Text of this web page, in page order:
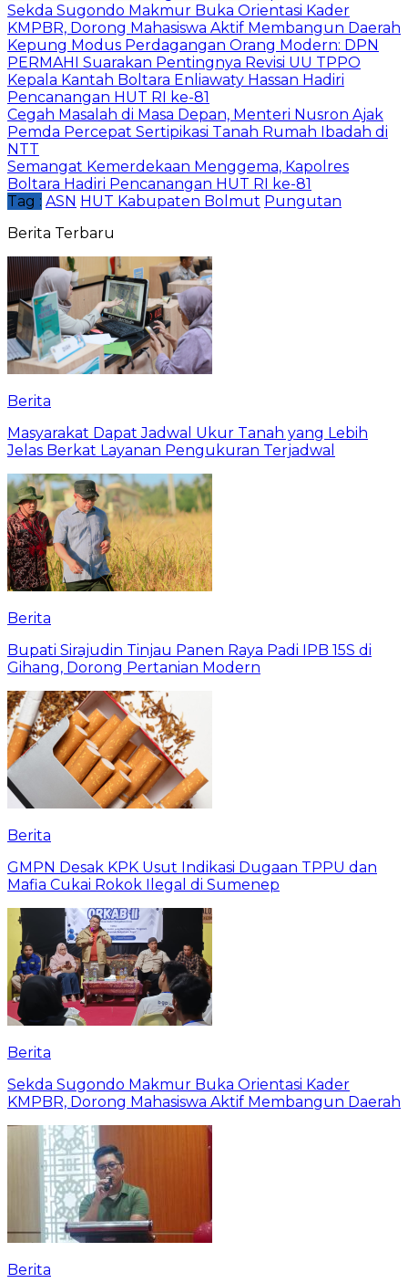
Sekda Sugondo Makmur Buka Orientasi Kader
KMPBR, Dorong Mahasiswa Aktif Membangun Daerah
Kepung Modus Perdagangan Orang Modern: DPN
PERMAHI Suarakan Pentingnya Revisi UU TPPO
‎Kepala Kantah Boltara Enliawaty Hassan Hadiri
Pencanangan HUT RI ke-81
Cegah Masalah di Masa Depan, Menteri Nusron Ajak
Pemda Percepat Sertipikasi Tanah Rumah Ibadah di
NTT
‎Semangat Kemerdekaan Menggema, Kapolres
Boltara Hadiri Pencanangan HUT RI ke-81
Tag : ASN HUT Kabupaten Bolmut Pungutan
Berita Terbaru
Berita
Masyarakat Dapat Jadwal Ukur Tanah yang Lebih
Jelas Berkat Layanan Pengukuran Terjadwal
Berita
Bupati Sirajudin Tinjau Panen Raya Padi IPB 15S di
Gihang, Dorong Pertanian Modern
Berita
GMPN Desak KPK Usut Indikasi Dugaan TPPU dan
Mafia Cukai Rokok Ilegal di Sumenep
Berita
Sekda Sugondo Makmur Buka Orientasi Kader
KMPBR, Dorong Mahasiswa Aktif Membangun Daerah
Berita